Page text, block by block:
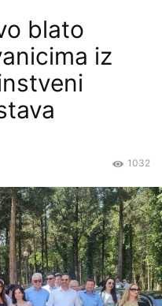
blato
iz
1032